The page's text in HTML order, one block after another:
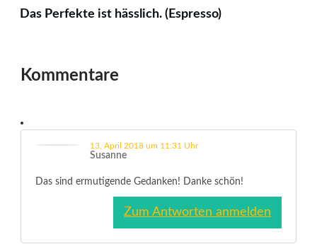
Das Perfekte ist hässlich. (Espresso)
Kommentare
Susanne
13. April 2018 um 11:31 Uhr
Das sind ermutigende Gedanken! Danke schön!
Zum Antworten anmelden